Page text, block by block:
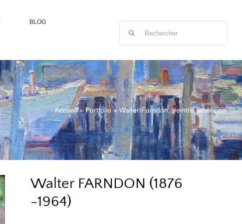
BLOG
Accueil»Portfolio»Walter Farndon, peintre américain
Walter FARNDON (1876
-1964)